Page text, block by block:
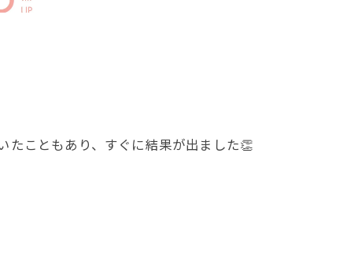
たこともあり、すぐに結果が出ました👏